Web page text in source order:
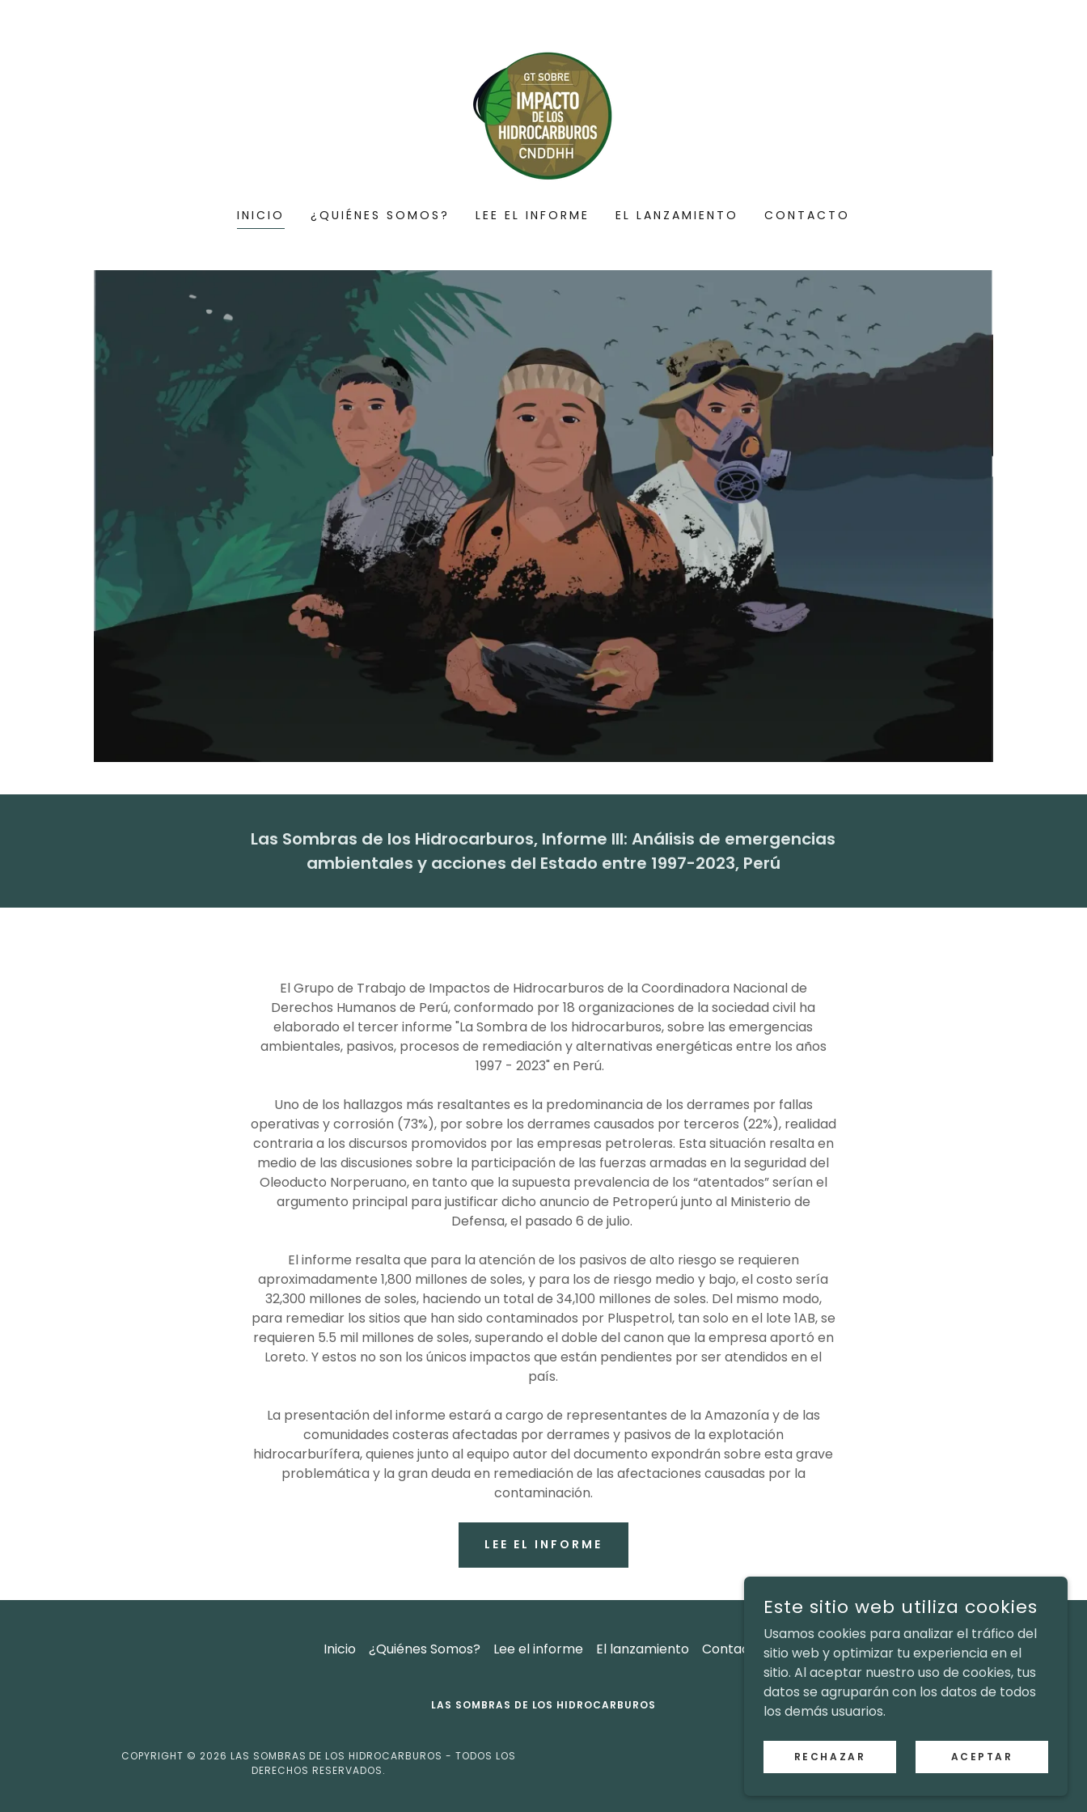
INICIO ¿QUIÉNES SOMOS? LEE EL INFORME EL LANZAMIENTO CONTACTO
Las Sombras de los Hidrocarburos, Informe III: Análisis de emergencias
ambientales y acciones del Estado entre 1997-2023, Perú
El Grupo de Trabajo de Impactos de Hidrocarburos de la Coordinadora Nacional de
Derechos Humanos de Perú, conformado por 18 organizaciones de la sociedad civil ha
elaborado el tercer informe "La Sombra de los hidrocarburos, sobre las emergencias
ambientales, pasivos, procesos de remediación y alternativas energéticas entre los años
1997 - 2023" en Perú.
Uno de los hallazgos más resaltantes es la predominancia de los derrames por fallas
operativas y corrosión (73%), por sobre los derrames causados por terceros (22%), realidad
contraria a los discursos promovidos por las empresas petroleras. Esta situación resalta en
medio de las discusiones sobre la participación de las fuerzas armadas en la seguridad del
Oleoducto Norperuano, en tanto que la supuesta prevalencia de los “atentados” serían el
argumento principal para justificar dicho anuncio de Petroperú junto al Ministerio de
Defensa, el pasado 6 de julio.
El informe resalta que para la atención de los pasivos de alto riesgo se requieren
aproximadamente 1,800 millones de soles, y para los de riesgo medio y bajo, el costo sería
32,300 millones de soles, haciendo un total de 34,100 millones de soles. Del mismo modo,
para remediar los sitios que han sido contaminados por Pluspetrol, tan solo en el lote 1AB, se
requieren 5.5 mil millones de soles, superando el doble del canon que la empresa aportó en
Loreto. Y estos no son los únicos impactos que están pendientes por ser atendidos en el
país.
La presentación del informe estará a cargo de representantes de la Amazonía y de las
comunidades costeras afectadas por derrames y pasivos de la explotación
hidrocarburífera, quienes junto al equipo autor del documento expondrán sobre esta grave
problemática y la gran deuda en remediación de las afectaciones causadas por la
contaminación.
LEE EL INFORME
Inicio ¿Quiénes Somos? Lee el informe El lanzamiento Contacto
LAS SOMBRAS DE LOS HIDROCARBUROS
COPYRIGHT © 2026 LAS SOMBRAS DE LOS HIDROCARBUROS - TODOS LOS
DERECHOS RESERVADOS.
CON TECNOLOGÍA DE
Este sitio web utiliza cookies
Usamos cookies para analizar el tráfico del
sitio web y optimizar tu experiencia en el
sitio. Al aceptar nuestro uso de cookies, tus
datos se agruparán con los datos de todos
los demás usuarios.
RECHAZAR ACEPTAR